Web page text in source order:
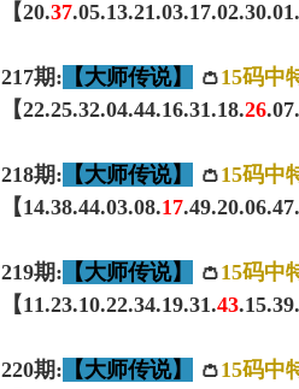
【20.37
217期: 【大师传说】 👛15码中
【22.25.32.04.44.16.31.18.26
218期: 【大师传说】 👛15码中
【14.38.44.03.08.17
219期: 【大师传说】 👛15码中
【11.23.10.22.34.19.31.43
220期: 【大师传说】 👛15码中